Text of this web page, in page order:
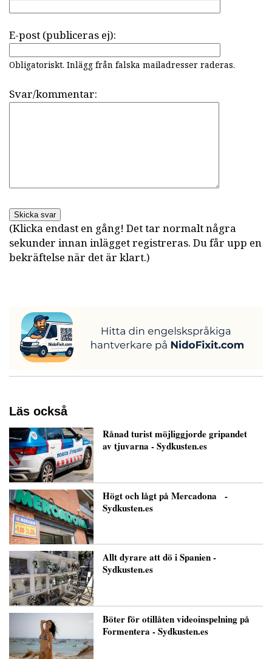
E-post (publiceras ej):
Obligatoriskt. Inlägg från falska mailadresser raderas.
Svar/kommentar:
Skicka svar
(Klicka endast en gång! Det tar normalt några
sekunder innan inlägget registreras. Du får upp en
bekräftelse när det är klart.)